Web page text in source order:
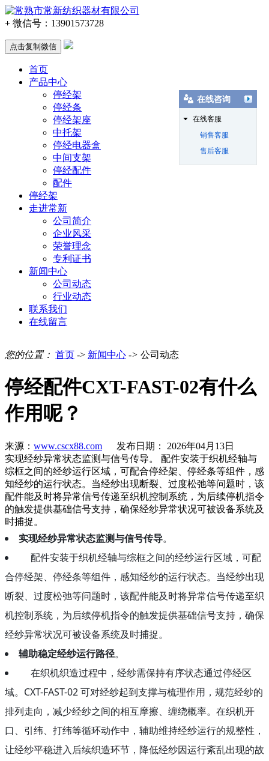
+ 微信号： 13901573728
点击复制微信
首页
产品中心
停经架
停经条
停经架座
中托架
停经电器盒
中间支架
停经配件
配件
停经架
走进常新
公司简介
企业风采
荣誉理念
专利证书
新闻中心
公司动态
行业动态
联系我们
在线留言
您的位置： 首页 -> 新闻中心 -> 公司动态
停经配件CXT-FAST-02有什么
作用呢？
来源： www.cscx88.com 发布日期： 2026年04月13日
​​实现经纱异常状态监测与信号传导。 配件安装于织机经轴与
综框之间的经纱运行区域，可配合停经架、停经条等组件，感
知经纱的运行状态。当经纱出现断裂、过度松弛等问题时，该
配件能及时将异常信号传递至织机控制系统，为后续停机指令
的触发提供基础信号支持，确保经纱异常状况可被设备系统及
时捕捉。
实现经纱异常状态监测与信号传导。
配件安装于织机经轴与综框之间的经纱运行区域，可配
合停经架、停经条等组件，感知经纱的运行状态。当经纱出现
断裂、过度松弛等问题时，该配件能及时将异常信号传递至织
机控制系统，为后续停机指令的触发提供基础信号支持，确保
经纱异常状况可被设备系统及时捕捉。
辅助稳定经纱运行路径。
在织机织造过程中，经纱需保持有序状态通过停经区
域。CXT-FAST-02 可对经纱起到支撑与梳理作用，规范经纱的
排列走向，减少经纱之间的相互摩擦、缠绕概率。在织机开
口、引纬、打纬等循环动作中，辅助维持经纱运行的规整性，
让经纱平稳进入后续织造环节，降低经纱因运行紊乱出现的故
在线咨询
在线客服
销售客服
售后客服